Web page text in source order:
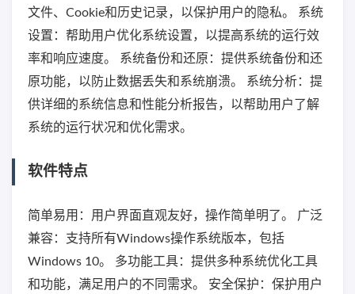
文件、Cookie和历史记录，以保护用户的隐私。 系统
设置：帮助用户优化系统设置，以提高系统的运行效
率和响应速度。 系统备份和还原：提供系统备份和还
原功能，以防止数据丢失和系统崩溃。 系统分析：提
供详细的系统信息和性能分析报告，以帮助用户了解
系统的运行状况和优化需求。
软件特点
简单易用：用户界面直观友好，操作简单明了。 广泛
兼容：支持所有Windows操作系统版本，包括
Windows 10。 多功能工具：提供多种系统优化工具
和功能，满足用户的不同需求。 安全保护：保护用户